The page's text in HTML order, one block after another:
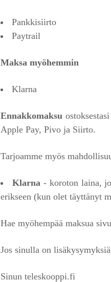
Pankkisiirto
Paytrail
Maksa myöhemmin
Klarna
Ennakkomaksu
Apple Pay, Pivo ja Siirto.
Tarjoamme myös
Klarna- koroton laina,
erikseen (kun olet täyttänyt
Hae myöhempää maksua
Jos sinulla on
Sinun teleskooppi.fi